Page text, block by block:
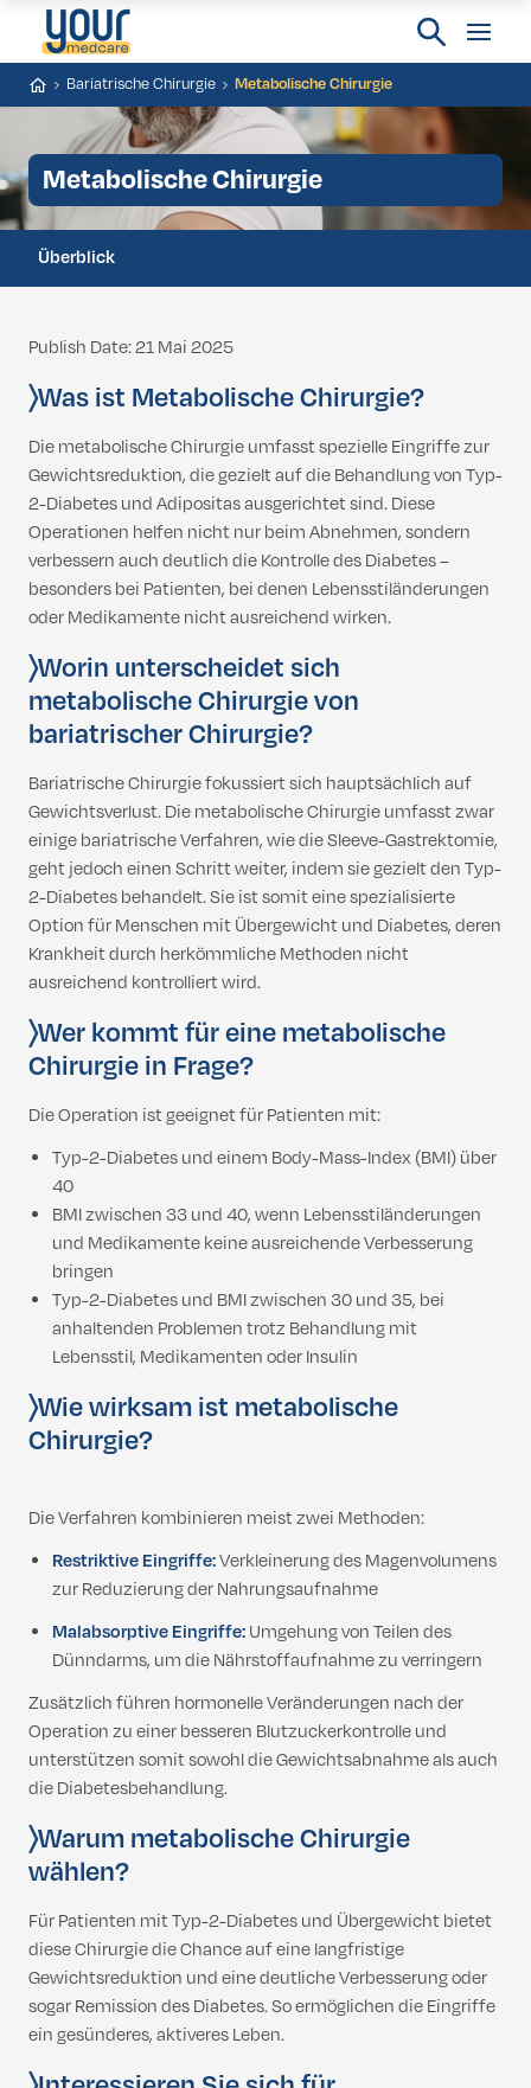
Bariatrische Chirurgie Metabolische Chirurgie
Metabolische Chirurgie
Überblick
Publish Date: 21 Mai 2025
〉Was ist Metabolische Chirurgie?
Die metabolische Chirurgie umfasst spezielle Eingriffe zur
Gewichtsreduktion, die gezielt auf die Behandlung von Typ-
2-Diabetes und Adipositas ausgerichtet sind. Diese
Operationen helfen nicht nur beim Abnehmen, sondern
verbessern auch deutlich die Kontrolle des Diabetes –
besonders bei Patienten, bei denen Lebensstiländerungen
oder Medikamente nicht ausreichend wirken.
〉Worin unterscheidet sich
metabolische Chirurgie von
bariatrischer Chirurgie?
Bariatrische Chirurgie fokussiert sich hauptsächlich auf
Gewichtsverlust. Die metabolische Chirurgie umfasst zwar
einige bariatrische Verfahren, wie die Sleeve-Gastrektomie,
geht jedoch einen Schritt weiter, indem sie gezielt den Typ-
2-Diabetes behandelt. Sie ist somit eine spezialisierte
Option für Menschen mit Übergewicht und Diabetes, deren
Krankheit durch herkömmliche Methoden nicht
ausreichend kontrolliert wird.
〉Wer kommt für eine metabolische
Chirurgie in Frage?
Die Operation ist geeignet für Patienten mit:
Typ-2-Diabetes und einem Body-Mass-Index (BMI) über
40
BMI zwischen 33 und 40, wenn Lebensstiländerungen
und Medikamente keine ausreichende Verbesserung
bringen
Typ-2-Diabetes und BMI zwischen 30 und 35, bei
anhaltenden Problemen trotz Behandlung mit
Lebensstil, Medikamenten oder Insulin
〉Wie wirksam ist metabolische
Chirurgie?
Die Verfahren kombinieren meist zwei Methoden:
Restriktive Eingriffe:Verkleinerung des Magenvolumens
zur Reduzierung der Nahrungsaufnahme
Malabsorptive Eingriffe:Umgehung von Teilen des
Dünndarms, um die Nährstoffaufnahme zu verringern
Zusätzlich führen hormonelle Veränderungen nach der
Operation zu einer besseren Blutzuckerkontrolle und
unterstützen somit sowohl die Gewichtsabnahme als auch
die Diabetesbehandlung.
〉Warum metabolische Chirurgie
wählen?
Für Patienten mit Typ-2-Diabetes und Übergewicht bietet
diese Chirurgie die Chance auf eine langfristige
Gewichtsreduktion und eine deutliche Verbesserung oder
sogar Remission des Diabetes. So ermöglichen die Eingriffe
ein gesünderes, aktiveres Leben.